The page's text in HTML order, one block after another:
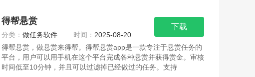
得帮悬赏
分类： 做任务软件 时间： 2025-08-20
得帮悬赏，做悬赏来得帮。得帮悬赏app是一款专注于悬赏任务的
平台，用户可以用手机在这个平台完成各种悬赏并获得赏金。审核
时间低至10分钟，并且可以过滤掉已经做过的任务。支持
下载